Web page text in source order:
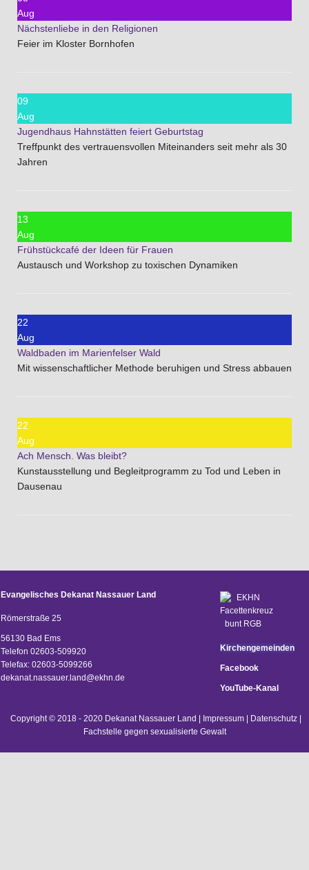
Aug
Nächstenliebe in den Religionen
Feier im Kloster Bornhofen
09
Aug
Jugendhaus Hahnstätten feiert Geburtstag
Treffpunkt des vertrauensvollen Miteinanders seit mehr als 30
Jahren
13
Aug
Frühstückcafé der Ideen für Frauen
Austausch und Workshop zu toxischen Dynamiken
22
Aug
Waldbaden im Marienfelser Wald
Mit wissenschaftlicher Methode beruhigen und Stress abbauen
22
Aug
Ach Mensch. Was bleibt?
Kunstausstellung und Begleitprogramm zu Tod und Leben in
Dausenau
Evangelisches Dekanat Nassauer Land
Römerstraße 25
56130 Bad Ems
Telefon 02603-509920
Telefax: 02603-5099266
dekanat.nassauer.land@ekhn.de
Kirchengemeinden
Facebook
YouTube-Kanal
Copyright © 2018 - 2020 Dekanat Nassauer Land | Impressum| Datenschutz|
Fachstelle gegen sexualisierte Gewalt